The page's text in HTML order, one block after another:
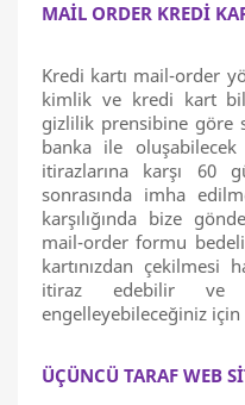
MAİL ORDER KREDİ
Kredi kartı mail-order
kimlik ve kredi kart
gizlilik prensibine göre
banka ile
itirazlarına karşı 60
sonrasında imha
karşılığında bize
mail-order formu
kartınızdan çekilmesi
itiraz edebilir ve
engelleyebileceğiniz
ÜÇÜNCÜ TARAF WEB